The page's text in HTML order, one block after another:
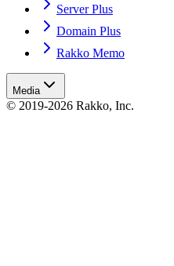
Server Plus
Domain Plus
Rakko Memo
Media
© 2019-2026 Rakko, Inc.